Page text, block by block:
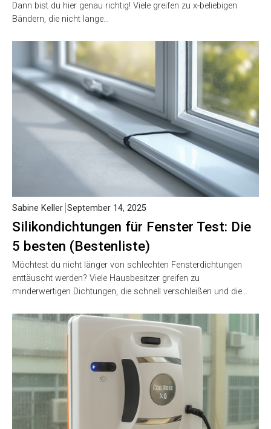
Dann bist du hier genau richtig! Viele greifen zu x-beliebigen
Bändern, die nicht lange…
Silikondichtungen für Fenster Test: Die
5 besten (Bestenliste)
Sabine Keller September 14, 2025
Möchtest du nicht länger von schlechten Fensterdichtungen
enttäuscht werden? Viele Hausbesitzer greifen zu
minderwertigen Dichtungen, die schnell verschleißen und die…